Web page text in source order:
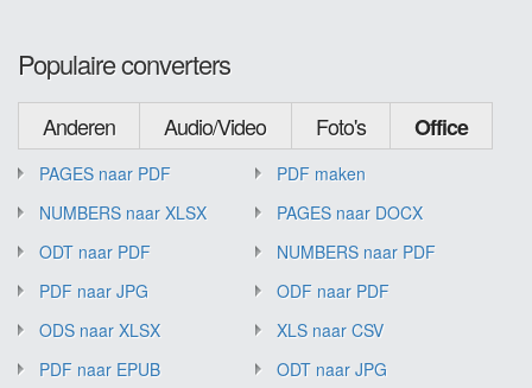
Populaire converters
Anderen Audio/Video Foto's Office
PAGES naar PDF
PDF maken
NUMBERS naar XLSX
PAGES naar DOCX
ODT naar PDF
NUMBERS naar PDF
PDF naar JPG
ODF naar PDF
ODS naar XLSX
XLS naar CSV
PDF naar EPUB
ODT naar JPG